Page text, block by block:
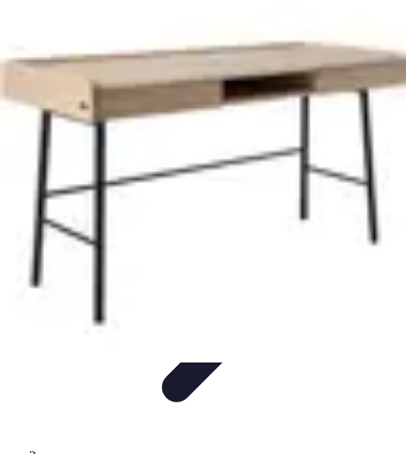
ÉducationBureau
Top Fournitures